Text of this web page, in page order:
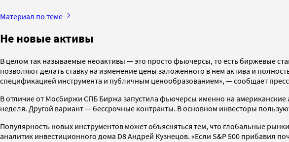
Материал по теме
Не новые активы
В целом так называемые неоактивы — это просто фьючерсы, то есть биржевые
позволяют делать ставку на изменение цены заложенного в нем актива и
спецификацией инструмента и публичным ценообразованием», — сообщает
В отличие от Мосбиржи СПБ Биржа запустила фьючерсы именно на
неделя. Другой вариант — бессрочные контракты. В основном инвесторы
Популярность новых инструментов может объясняться тем, что глобальные
аналитик инвестиционного дома D8 Андрей Кузнецов. «Если S&P 500 прибавил